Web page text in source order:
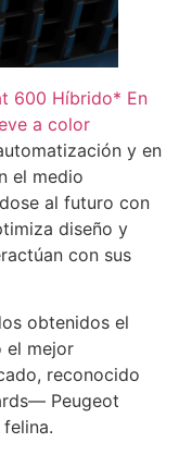
600 Híbrido* En
a color
y en
el medio
al futuro con
diseño y
con sus
obtenidos el
el mejor
reconocido
Peugeot